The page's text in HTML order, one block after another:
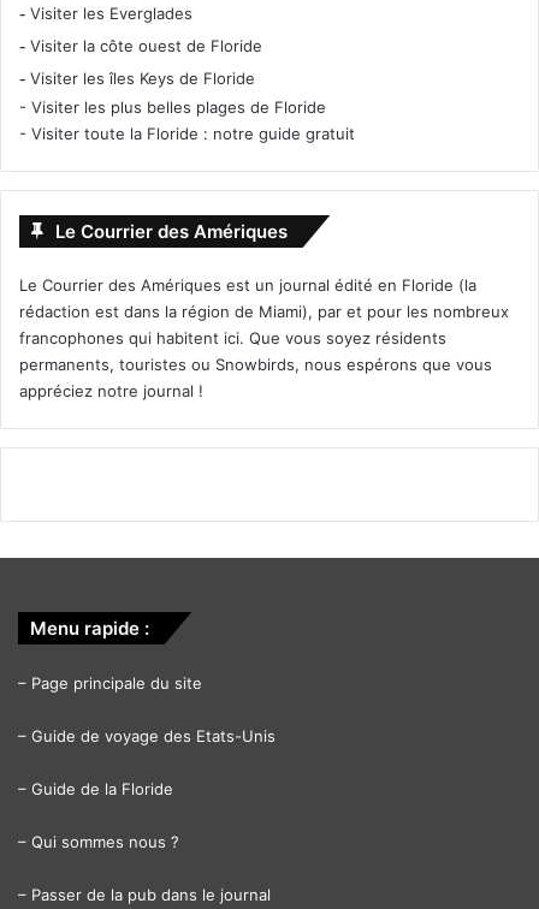
- Visiter les Everglades
- Visiter la côte ouest de Floride
- Visiter les îles Keys de Floride
- Visiter les plus belles plages de Floride
- Visiter toute la Floride : notre guide gratuit
Le Courrier des Amériques
Le Courrier des Amériques est un journal édité en Floride (la
rédaction est dans la région de Miami), par et pour les nombreux
francophones qui habitent ici. Que vous soyez résidents
permanents, touristes ou Snowbirds, nous espérons que vous
appréciez notre journal !
Menu rapide :
– Page principale du site
– Guide de voyage des Etats-Unis
– Guide de la Floride
– Qui sommes nous ?
– Passer de la pub dans le journal